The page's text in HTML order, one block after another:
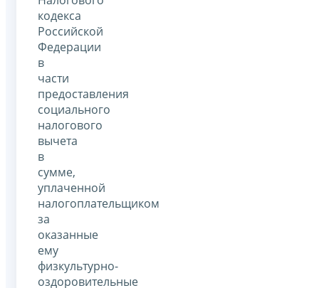
кодекса
Российской
Федерации
в
части
предоставления
социального
налогового
вычета
в
сумме,
уплаченной
налогоплательщиком
за
оказанные
ему
физкультурно-
оздоровительные